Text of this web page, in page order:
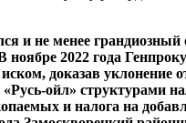
и не менее грандиозный
ноябре 2022 года
доказав уклонение
ойл» структурами
и налога на